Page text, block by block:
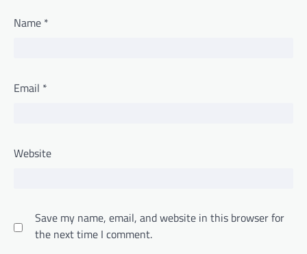
Name *
Email *
Website
Save my name, email, and website in this browser for
the next time I comment.